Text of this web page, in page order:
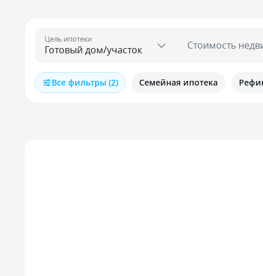
Цель ипотеки Стоимость
Все фильтры (2) Семейная ипотека